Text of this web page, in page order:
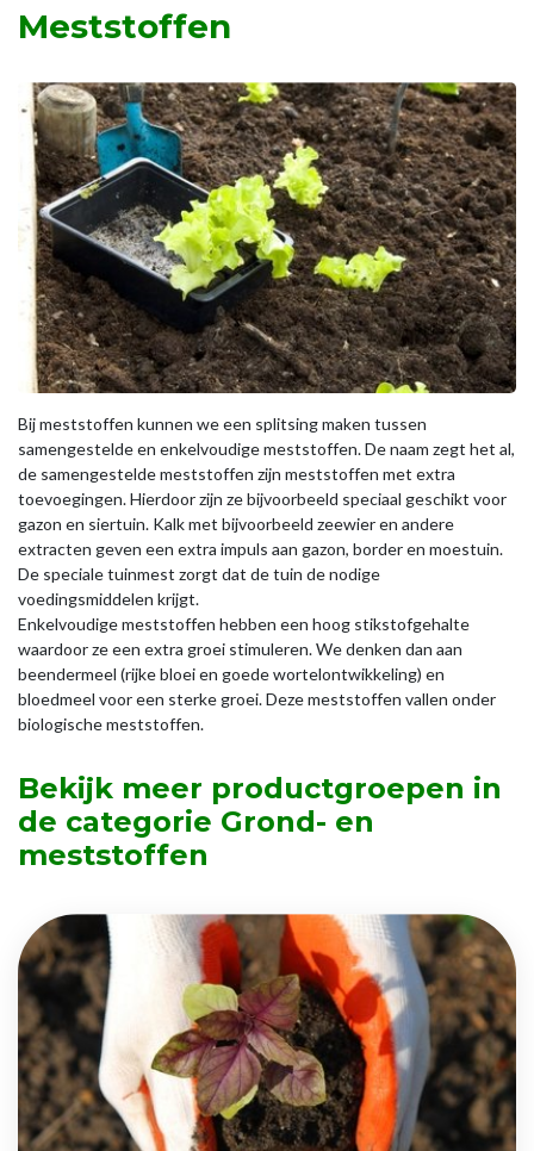
Meststoffen
Bij meststoffen kunnen we een splitsing maken tussen
samengestelde en enkelvoudige meststoffen. De naam zegt het al,
de samengestelde meststoffen zijn meststoffen met extra
toevoegingen. Hierdoor zijn ze bijvoorbeeld speciaal geschikt voor
gazon en siertuin. Kalk met bijvoorbeeld zeewier en andere
extracten geven een extra impuls aan gazon, border en moestuin.
De speciale tuinmest zorgt dat de tuin de nodige
voedingsmiddelen krijgt.
Enkelvoudige meststoffen hebben een hoog stikstofgehalte
waardoor ze een extra groei stimuleren. We denken dan aan
beendermeel (rijke bloei en goede wortelontwikkeling) en
bloedmeel voor een sterke groei. Deze meststoffen vallen onder
biologische meststoffen.
Bekijk meer productgroepen in
de categorie Grond- en
meststoffen